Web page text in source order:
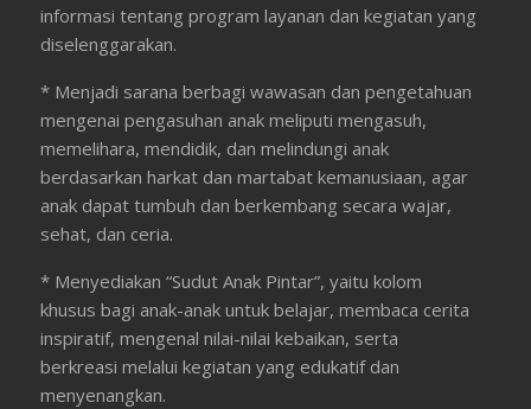
informasi tentang program layanan dan kegiatan yang
diselenggarakan.
* Menjadi sarana berbagi wawasan dan pengetahuan
mengenai pengasuhan anak meliputi mengasuh,
memelihara, mendidik, dan melindungi anak
berdasarkan harkat dan martabat kemanusiaan, agar
anak dapat tumbuh dan berkembang secara wajar,
sehat, dan ceria.
* Menyediakan “Sudut Anak Pintar”, yaitu kolom
khusus bagi anak-anak untuk belajar, membaca cerita
inspiratif, mengenal nilai-nilai kebaikan, serta
berkreasi melalui kegiatan yang edukatif dan
menyenangkan.